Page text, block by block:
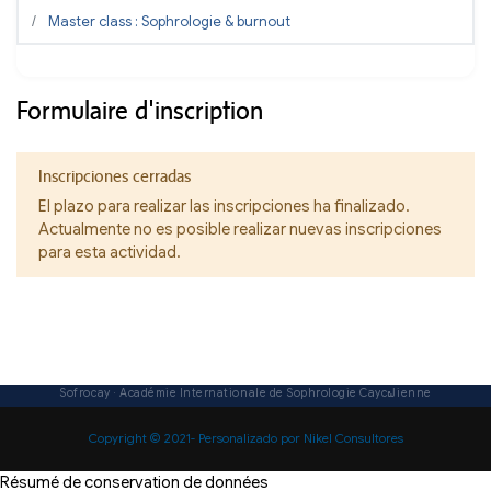
Master class : Sophrologie & burnout
Formulaire d'inscription
Inscripciones cerradas
El plazo para realizar las inscripciones ha finalizado.
Actualmente no es posible realizar nuevas inscripciones
para esta actividad.
Copyright © 2021- Personalizado por Nikel Consultores
Résumé de conservation de données